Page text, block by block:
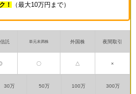
！ （最大10万円まで）
託 単元未満株 外国株 夜間取引
〇 △ ×
30万 50万 100万 300万